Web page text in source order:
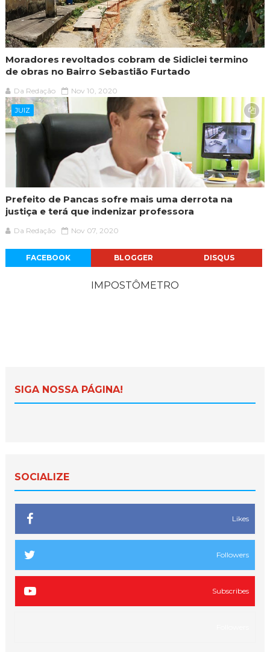
Moradores revoltados cobram de Sidiclei termino
de obras no Bairro Sebastião Furtado
Da Redação Nov 10, 2020
JUIZ
Prefeito de Pancas sofre mais uma derrota na
justiça e terá que indenizar professora
Da Redação Nov 07, 2020
FACEBOOK BLOGGER DISQUS
IMPOSTÔMETRO
SIGA NOSSA PÁGINA!
SOCIALIZE
Likes
Followers
Subscribes